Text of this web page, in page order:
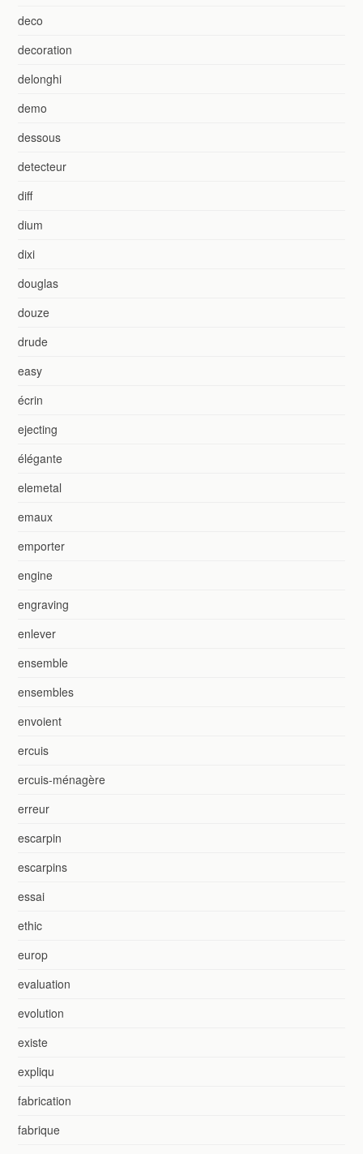
deco
decoration
delonghi
demo
dessous
detecteur
diff
dium
dixi
douglas
douze
drude
easy
écrin
ejecting
élégante
elemetal
emaux
emporter
engine
engraving
enlever
ensemble
ensembles
envoient
ercuis
ercuis-ménagère
erreur
escarpin
escarpins
essai
ethic
europ
evaluation
evolution
existe
expliqu
fabrication
fabrique